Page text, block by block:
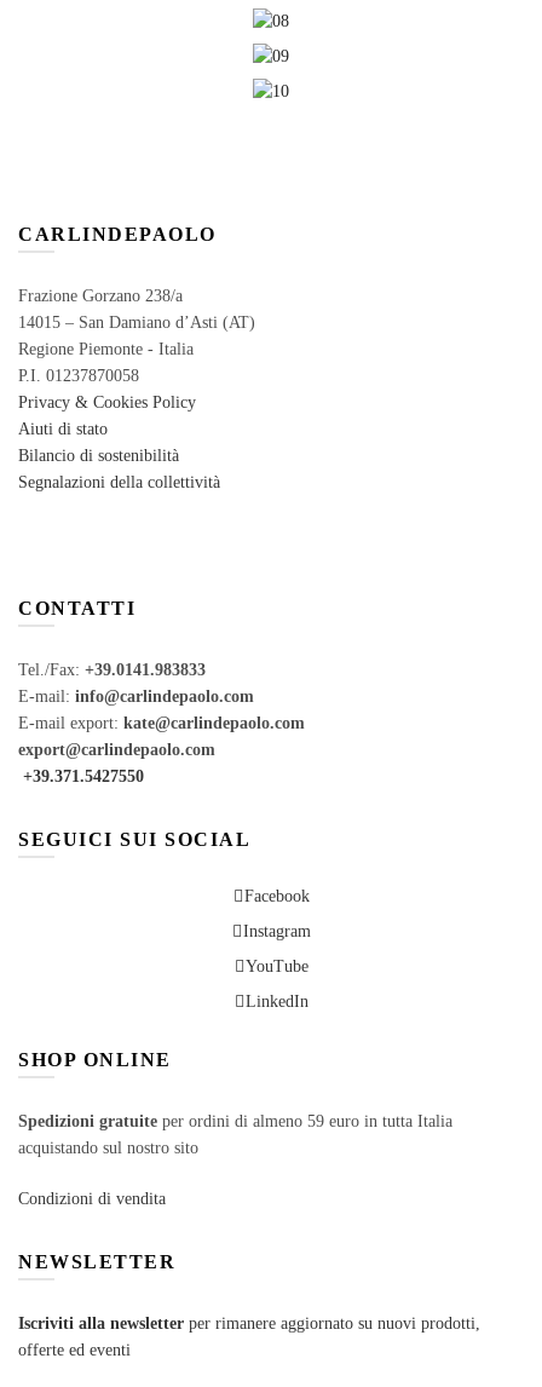
CARLINDEPAOLO
Frazione Gorzano 238/a
14015 – San Damiano d’Asti (AT)
Regione Piemonte - Italia
P.I. 01237870058
Privacy & Cookies Policy
Aiuti di stato
Bilancio di sostenibilità
Segnalazioni della collettività
CONTATTI
Tel./Fax: +39.0141.983833
E-mail: info@carlindepaolo.com
E-mail export: kate@carlindepaolo.com
export@carlindepaolo.com
+39.371.5427550
SEGUICI SUI SOCIAL
Facebook
Instagram
YouTube
LinkedIn
SHOP ONLINE
Spedizioni gratuite per ordini di almeno 59 euro in tutta Italia
acquistando sul nostro sito
Condizioni di vendita
NEWSLETTER
Iscriviti alla newsletter per rimanere aggiornato su nuovi prodotti,
offerte ed eventi